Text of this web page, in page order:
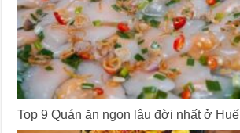
Top 9 Quán ăn ngon lâu đời nhất ở Huế